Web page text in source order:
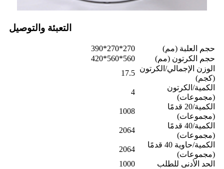
التعبئة والتوصيل
حجم العلبة (مم)
270*270*390
حجم الكرتون (مم)
560*560*420
الوزن الإجمالي/الكرتون
(كجم)
17.5
الكمية/الكرتون
(مجموعات)
4
الكمية/20 قدمًا
(مجموعات)
1008
الكمية/40 قدمًا
(مجموعات)
2064
الكمية/حاوية 40 قدمًا
(مجموعات)
2064
الحد الأدنى للطلب
1000